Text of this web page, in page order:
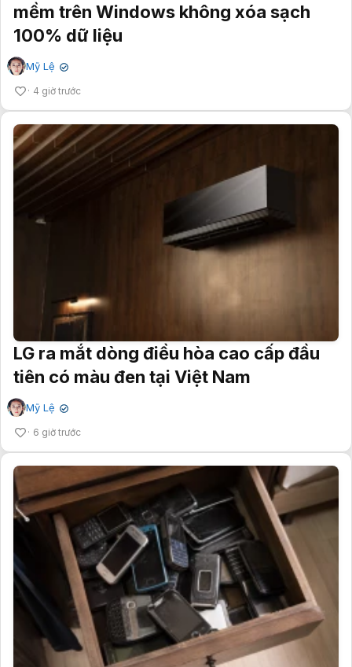
mềm trên Windows không xóa sạch
100% dữ liệu
Mỹ Lệ ✔
4 giờ trước
LG ra mắt dòng điều hòa cao cấp đầu
tiên có màu đen tại Việt Nam
Mỹ Lệ ✔
6 giờ trước